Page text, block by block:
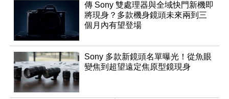
傳 Sony 雙處理器與全域快門新機即
將現身？多款機身鏡頭未來兩到三
個月內有望登場
Sony 多款新鏡頭名單曝光！從魚眼
變焦到超望遠定焦原型鏡現身